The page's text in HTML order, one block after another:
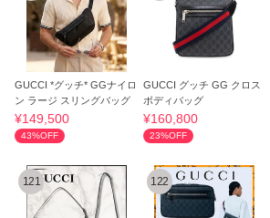
GUCCI *グッチ* GGナイロ
ン ラージ スリングバッグ
¥149,500
43%OFF
GUCCI グッチ GG クロス
ボディバッグ
¥160,800
23%OFF
121 122